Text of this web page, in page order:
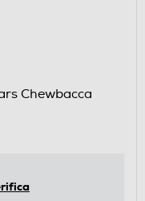
Chewbacca